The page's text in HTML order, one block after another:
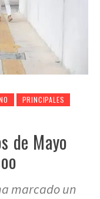
PRINCIPALES
de Mayo
marcado un